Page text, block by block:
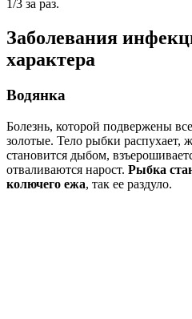
1/3 за раз.
Заболевания
характера
Водянка
Болезнь, которой подвержены
золотые. Тело рыбки распухает,
становится дыбом,
отваливаются нарост. Рыбка
колючего ежа, так ее раздуло.